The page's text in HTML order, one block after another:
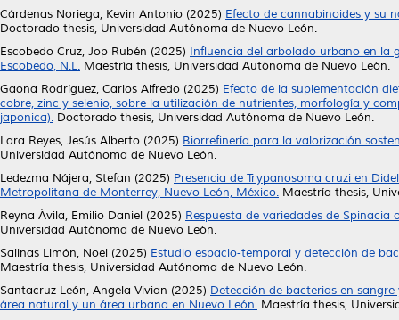
Cárdenas Noriega, Kevin Antonio (2025) Efecto de cannabinoides y su
Doctorado thesis, Universidad Autónoma de Nuevo León.
Escobedo Cruz, Jop Rubén (2025) Influencia del arbolado urbano en la
Escobedo, N.L. Maestría thesis, Universidad Autónoma de Nuevo León.
Gaona Rodríguez, Carlos Alfredo (2025) Efecto de la suplementación
cobre, zinc y selenio, sobre la utilización de nutrientes, morfología y
japonica). Doctorado thesis, Universidad Autónoma de Nuevo León.
Lara Reyes, Jesús Alberto (2025) Biorrefinería para la valorización
Universidad Autónoma de Nuevo León.
Ledezma Nájera, Stefan (2025) Presencia de Trypanosoma cruzi en
Metropolitana de Monterrey, Nuevo León, México. Maestría thesis,
Reyna Ávila, Emilio Daniel (2025) Respuesta de variedades de
Universidad Autónoma de Nuevo León.
Salinas Limón, Noel (2025) Estudio espacio-temporal y detección de
Maestría thesis, Universidad Autónoma de Nuevo León.
Santacruz León, Angela Vivian (2025) Detección de bacterias en
área natural y un área urbana en Nuevo León. Maestría thesis,